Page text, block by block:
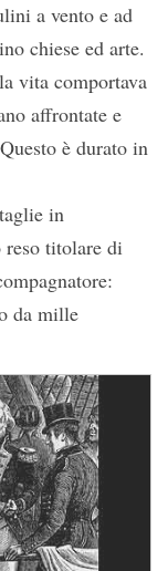
a vento e ad
chiese ed arte.
vita comportava
affrontate e
è durato in
in
reso titolare di
da mille